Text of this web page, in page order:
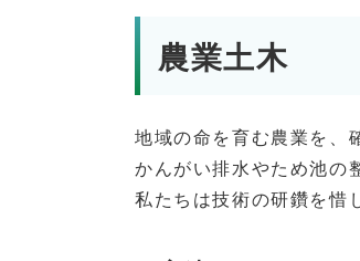
農業土木
地域の命を育む農業を、
かんがい排水やため池の
私たちは技術の研鑽を惜